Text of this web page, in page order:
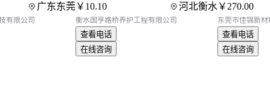
广东东莞
有限公司
￥ 10.10 河北衡水
衡水国亨路桥养护工程有限公司
查看电话
在线咨询
￥ 270.00
东莞市佳锦新材
查看电话
在线咨询